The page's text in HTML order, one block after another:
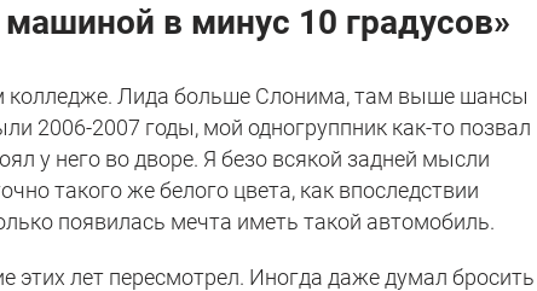
в минус 10 градусов»
колледже. Лида больше Слонима, там выше шансы
2006-2007 годы, мой одногруппник как-то позвал
у него во дворе. Я безо всякой задней мысли
такого же белого цвета, как впоследствии
появилась мечта иметь такой автомобиль.
этих лет пересмотрел. Иногда даже думал бросить